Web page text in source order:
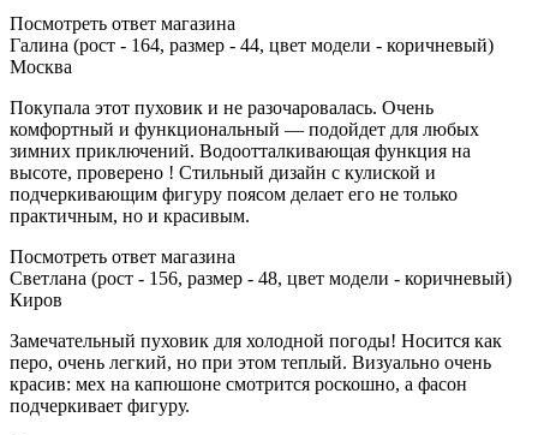
Посмотреть ответ магазина
Галина (рост - 164, размер - 44, цвет модели - коричневый)
Москва
Покупала этот пуховик и не разочаровалась. Очень
комфортный и функциональный — подойдет для любых
зимних приключений. Водоотталкивающая функция на
высоте, проверено ! Стильный дизайн с кулиской и
подчеркивающим фигуру поясом делает его не только
практичным, но и красивым.
Посмотреть ответ магазина
Светлана (рост - 156, размер - 48, цвет модели - коричневый)
Киров
Замечательный пуховик для холодной погоды! Носится как
перо, очень легкий, но при этом теплый. Визуально очень
красив: мех на капюшоне смотрится роскошно, а фасон
подчеркивает фигуру.